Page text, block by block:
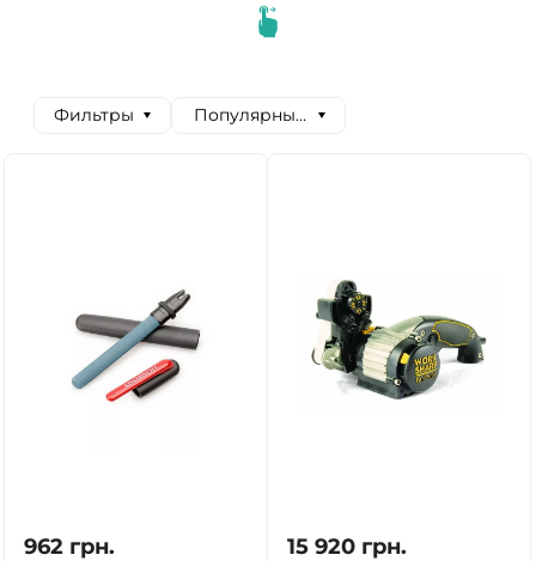
Фильтры Популярные сначала
962 грн. 15 920 грн.